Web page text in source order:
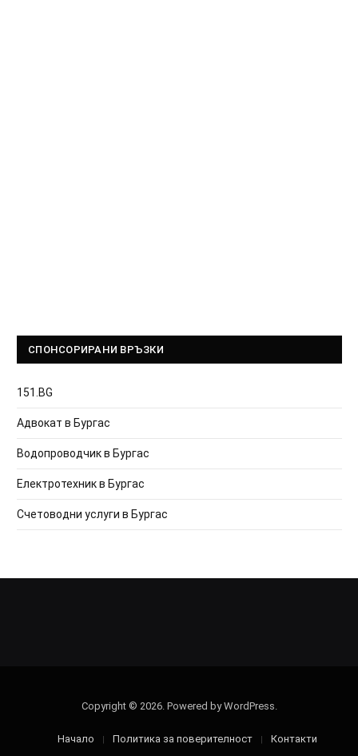
СПОНСОРИРАНИ ВРЪЗКИ
151.BG
Адвокат в Бургас
Водопроводчик в Бургас
Електротехник в Бургас
Счетоводни услуги в Бургас
Copyright © 2026. Powered by WordPress.
Начало Политика за поверителност Контакти